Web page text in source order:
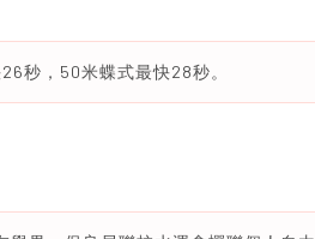
秒，50米蝶式最快28秒。